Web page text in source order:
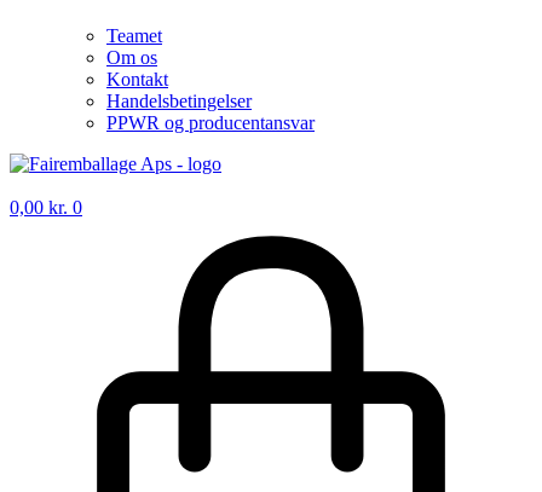
Teamet
Om os
Kontakt
Handelsbetingelser
PPWR og producentansvar
0,00 kr. 0